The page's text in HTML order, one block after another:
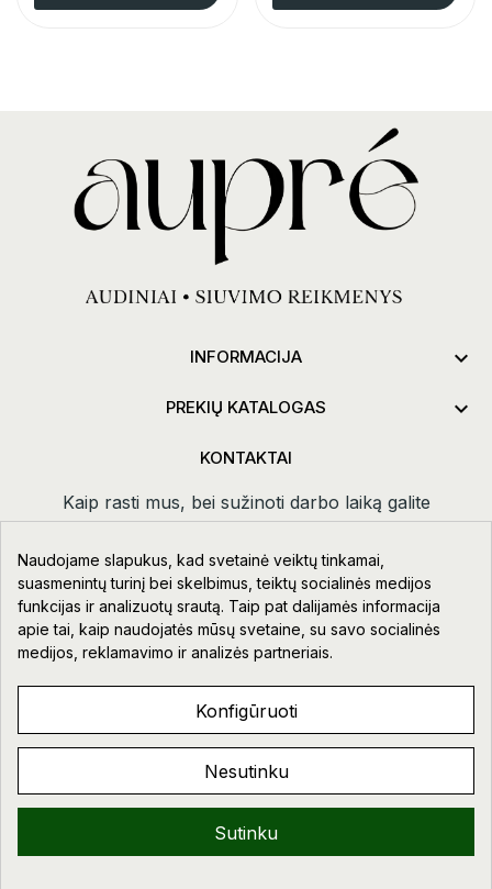
INFORMACIJA 
PREKIŲ KATALOGAS 
KONTAKTAI
Kaip rasti mus, bei sužinoti darbo laiką galite
paspauduskontaktai.
Taikos pr. 111-109, Klaipėda
+370 678 02418
info@aupre.lt
Facebook
AUPRE.LT © 2023 - 2026. VISOS TEISĖS SAUGOMOS.
Naudojame slapukus, kad svetainė veiktų tinkamai,
suasmenintų turinį bei skelbimus, teiktų socialinės medijos
funkcijas ir analizuotų srautą. Taip pat dalijamės informacija
apie tai, kaip naudojatės mūsų svetaine, su savo socialinės
medijos, reklamavimo ir analizės partneriais.
Konfigūruoti
Nesutinku
Sutinku